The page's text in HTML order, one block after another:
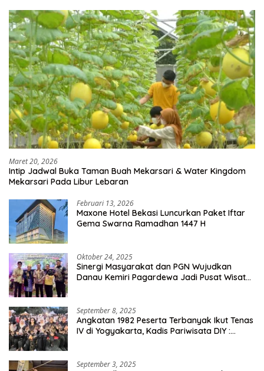
Maret 20, 2026
Intip Jadwal Buka Taman Buah Mekarsari & Water Kingdom
Mekarsari Pada Libur Lebaran
Februari 13, 2026
Maxone Hotel Bekasi Luncurkan Paket Iftar
Gema Swarna Ramadhan 1447 H
Oktober 24, 2025
Sinergi Masyarakat dan PGN Wujudkan
Danau Kemiri Pagardewa Jadi Pusat Wisata
September 8, 2025
Angkatan 1982 Peserta Terbanyak Ikut Tenas
IV di Yogyakarta, Kadis Pariwisata DIY :
September 3, 2025